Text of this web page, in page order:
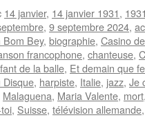
14 janvier, 14 janvier 1931,
, 9 septembre 2024,
Bom Bey, biographie, Casino
francophone, chanteuse,
de la balle, Et demain que
Disque, harpiste, Italie, jazz, Je
Malaguena, Maria Valente, mort
, Suisse, télévision allemande